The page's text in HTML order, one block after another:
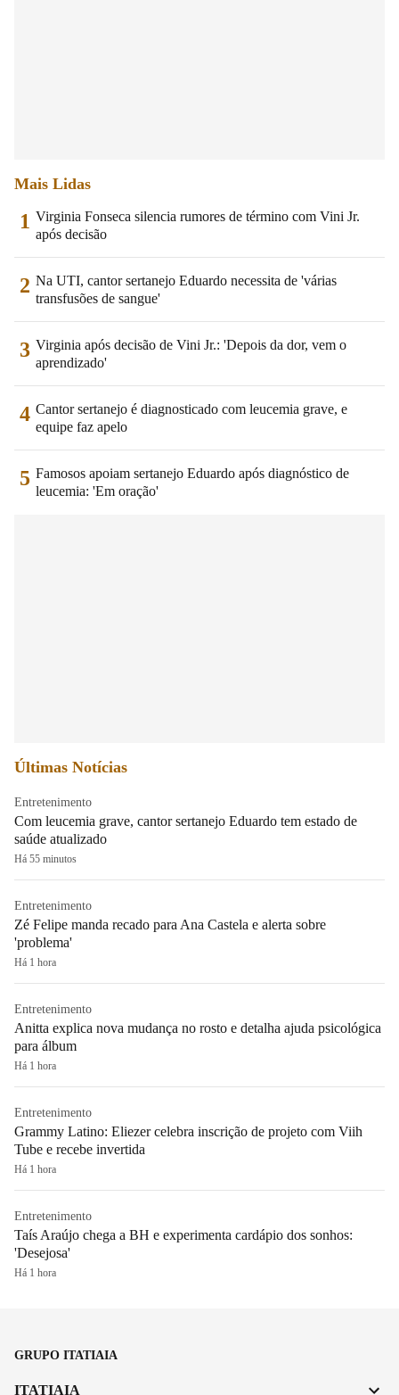
Mais Lidas
1 Virginia Fonseca silencia rumores de término com Vini Jr.
após decisão
2 Na UTI, cantor sertanejo Eduardo necessita de 'várias
transfusões de sangue'
3 Virginia após decisão de Vini Jr.: 'Depois da dor, vem o
aprendizado'
4 Cantor sertanejo é diagnosticado com leucemia grave, e
equipe faz apelo
5 Famosos apoiam sertanejo Eduardo após diagnóstico de
leucemia: 'Em oração'
Últimas Notícias
Entretenimento
Com leucemia grave, cantor sertanejo Eduardo tem estado de
saúde atualizado
Há 55 minutos
Entretenimento
Zé Felipe manda recado para Ana Castela e alerta sobre
'problema'
Há 1 hora
Entretenimento
Anitta explica nova mudança no rosto e detalha ajuda psicológica
para álbum
Há 1 hora
Entretenimento
Grammy Latino: Eliezer celebra inscrição de projeto com Viih
Tube e recebe invertida
Há 1 hora
Entretenimento
Taís Araújo chega a BH e experimenta cardápio dos sonhos:
'Desejosa'
Há 1 hora
GRUPO ITATIAIA
ITATIAIA